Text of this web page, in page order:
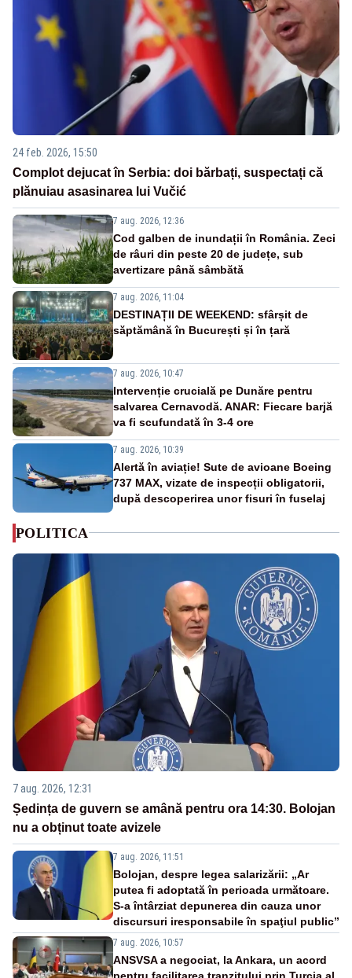
24 feb. 2026, 15:50
Complot dejucat în Serbia: doi bărbați, suspectați că
plănuiau asasinarea lui Vučić
7 aug. 2026, 12:36
Cod galben de inundații în România. Zeci
de râuri din peste 20 de județe, sub
avertizare până sâmbătă
7 aug. 2026, 11:04
DESTINAȚII DE WEEKEND: sfârșit de
săptămână în București și în țară
7 aug. 2026, 10:47
Intervenție crucială pe Dunăre pentru
salvarea Cernavodă. ANAR: Fiecare barjă
va fi scufundată în 3-4 ore
7 aug. 2026, 10:39
Alertă în aviație! Sute de avioane Boeing
737 MAX, vizate de inspecții obligatorii,
după descoperirea unor fisuri în fuselaj
POLITICA
7 aug. 2026, 12:31
Ședința de guvern se amână pentru ora 14:30. Bolojan
nu a obținut toate avizele
7 aug. 2026, 11:51
Bolojan, despre legea salarizării: „Ar
putea fi adoptată în perioada următoare.
S-a întârziat depunerea din cauza unor
discursuri iresponsabile în spaţiul public”
7 aug. 2026, 10:57
ANSVSA a negociat, la Ankara, un acord